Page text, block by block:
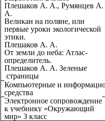
Плешаков А. А., Румянцев А.
А.
Великан на поляне, или
первые уроки экологической
этики.
Плешаков А. А.
От земли до неба: Атлас-
определитель.
Плешаков А. А. Зеленые
страницы
Компьютерные и
средства
Электронное сопровождение
к учебнику «Окружающий
мир» 3 класс